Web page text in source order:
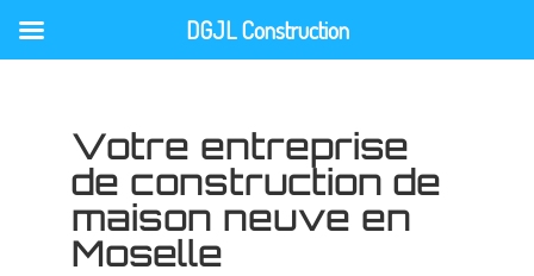
Votre entreprise
de construction de
maison neuve en
Moselle
DGJL Construction